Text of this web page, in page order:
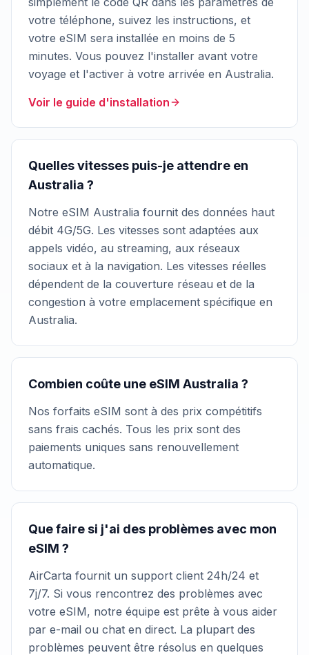
votre téléphone, suivez les instructions, et
votre eSIM sera installée en moins de 5
minutes. Vous pouvez l'installer avant votre
voyage et l'activer à votre arrivée en Australia.
Voir le guide d'installation
Quelles vitesses puis-je attendre en
Australia ?
Notre eSIM Australia fournit des données haut
débit 4G/5G. Les vitesses sont adaptées aux
appels vidéo, au streaming, aux réseaux
sociaux et à la navigation. Les vitesses réelles
dépendent de la couverture réseau et de la
congestion à votre emplacement spécifique en
Australia.
Combien coûte une eSIM Australia ?
Nos forfaits eSIM sont à des prix compétitifs
sans frais cachés. Tous les prix sont des
paiements uniques sans renouvellement
automatique.
Que faire si j'ai des problèmes avec mon
eSIM ?
AirCarta fournit un support client 24h/24 et
7j/7. Si vous rencontrez des problèmes avec
votre eSIM, notre équipe est prête à vous aider
par e-mail ou chat en direct. La plupart des
problèmes peuvent être résolus en quelques